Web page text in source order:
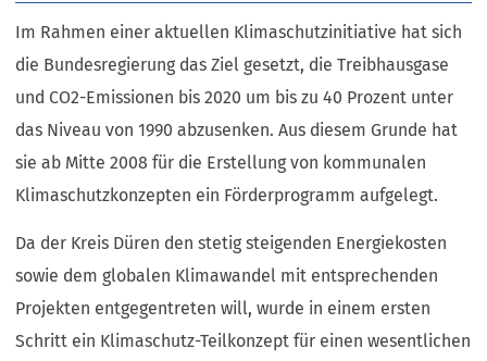
Im Rahmen einer aktuellen Klimaschutzinitiative hat sich
die Bundesregierung das Ziel gesetzt, die Treibhausgase
und CO2-Emissionen bis 2020 um bis zu 40 Prozent unter
das Niveau von 1990 abzusenken. Aus diesem Grunde hat
sie ab Mitte 2008 für die Erstellung von kommunalen
Klimaschutzkonzepten ein Förderprogramm aufgelegt.
Da der Kreis Düren den stetig steigenden Energiekosten
sowie dem globalen Klimawandel mit entsprechenden
Projekten entgegentreten will, wurde in einem ersten
Schritt ein Klimaschutz-Teilkonzept für einen wesentlichen